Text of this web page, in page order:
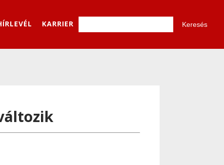
KARRIER